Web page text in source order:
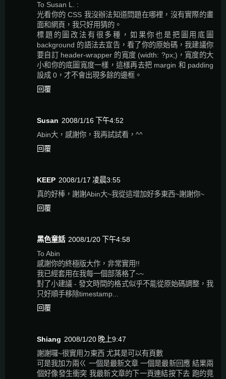
To Susan L. :
光看你的 CSS 我沒辦法知道問題在哪裡，沒有實際的畫
面和網頁，我只好用猜的。
標題的圖改法有很多種，如果你也是把圖用底圖
background 的語法去宣告，看了你的原始碼，我建議你
要自訂 header-wrapper 的寬度 (width: ?px;)，寬度的大
小和你的底圖寬度一樣，這樣再去把 margin 和 padding
設成 0，才不會出現多餘的邊框。
回覆
Susan 2008/1/16 下午4:52
Abin大，感謝你，我再試試看，^^
回覆
KEEP 2008/1/17 凌晨3:55
真的好棒，謝謝Abin大~我從這增加好多東西~謝謝你~
回覆
黑色童話 2008/1/20 下午4:58
To Abin
感謝你的終極版大作，非常實用!!
我已經套用在我每一個部落格了~~
對了小建議 - 發文時間的格式似乎不能從原始碼調整，我
只好順手移除timestamp...
回覆
Shiang 2008/1/20 晚上9:47
謝謝囉~很實用ㄉ東西 尤其是可以有頁數
可是我加ㄌ兩ㄍ 一個是最新文章 一個是最新回應 結果兩
個好像發生衝突 我最新文章的下一頁連結按下去 跑的竟